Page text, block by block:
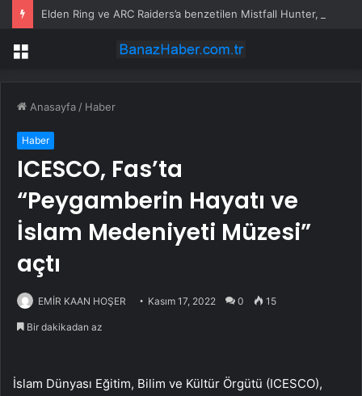
Menü
Anasayfa / Haber
Haber
ICESCO, Fas’ta
“Peygamberin Hayatı ve
İslam Medeniyeti Müzesi”
açtı
EMİR KAAN HOŞER Kasım 17, 2022 0 15
Bir dakikadan az
İslam Dünyası Eğitim, Bilim ve Kültür Örgütü (ICESCO),